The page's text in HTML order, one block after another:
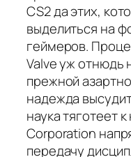
CS2 да этих,
выделиться на
геймеров.
Valve уж отнюдь
прежной
надежда
наука тяготеет
Corporation
передачу